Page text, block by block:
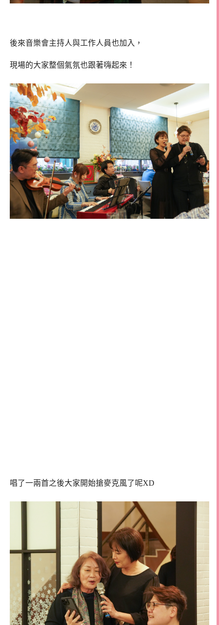
後來音樂會主持人與工作人員也加入，
現場的大家整個氣氛也跟著嗨起來！
唱了一兩首之後大家開始搶麥克風了呢XD